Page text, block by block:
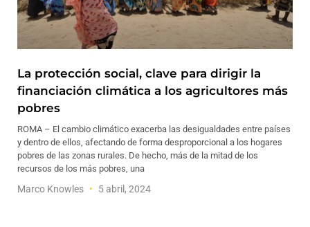
La protección social, clave para dirigir la
financiación climática a los agricultores más
pobres
ROMA – El cambio climático exacerba las desigualdades entre países
y dentro de ellos, afectando de forma desproporcional a los hogares
pobres de las zonas rurales. De hecho, más de la mitad de los
recursos de los más pobres, una
Marco Knowles 5 abril, 2024